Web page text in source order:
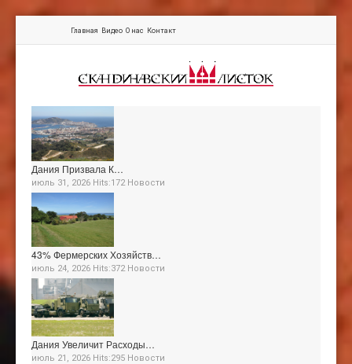
Главная Видео О нас Контакт
Дания Призвала К…
июль 31, 2026 Hits:172 Новости
43% Фермерских Хозяйств…
июль 24, 2026 Hits:372 Новости
Дания Увеличит Расходы…
июль 21, 2026 Hits:295 Новости